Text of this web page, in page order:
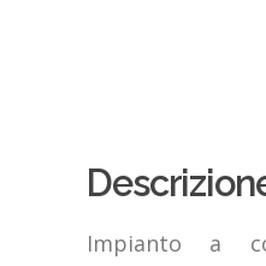
Impianto a